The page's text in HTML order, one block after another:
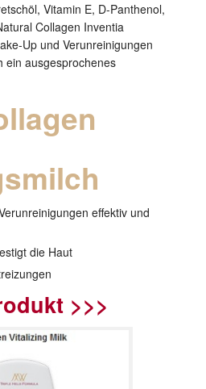
Vitamin E, D-Panthenol,
Collagen Inventia
Up und Verunreinigungen
ein ausgesprochenes
effektiv und
die Haut
>>>